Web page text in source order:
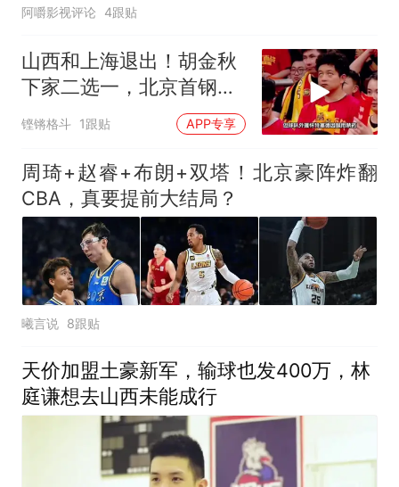
阿嚼影视评论 4跟贴
山西和上海退出！胡金秋
下家二选一，北京首钢渔
翁得利
铿锵格斗 1跟贴 APP专享
周琦+赵睿+布朗+双塔！北京豪阵炸翻
CBA，真要提前大结局？
曦言说 8跟贴
天价加盟土豪新军，输球也发400万，林
庭谦想去山西未能成行